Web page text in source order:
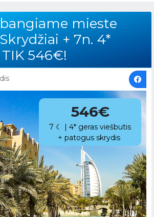
mieste
+ 7n. 4*
546€!
546€
7 ☾ | 4* geras viešbutis
+ patogus skrydis